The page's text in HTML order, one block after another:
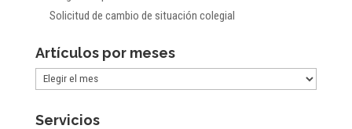
Solicitud de cambio de situación colegial
Artículos por meses
Artículos
meses
Servicios